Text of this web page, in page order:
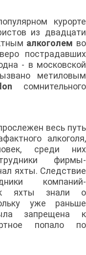
курорте
из двадцати
алкоголем во
пострадавших
- в московской
метиловым
сомнительного
весь путь
алкоголя,
среди них
фирмы-
яхты. Следствие
компаний-
яхты знали о
уже раньше
запрещена к
попало по